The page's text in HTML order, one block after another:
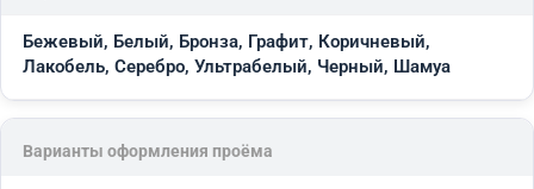
Бежевый, Белый, Бронза, Графит, Коричневый,
Лакобель, Серебро, Ультрабелый, Черный, Шамуа
Варианты оформления проёма